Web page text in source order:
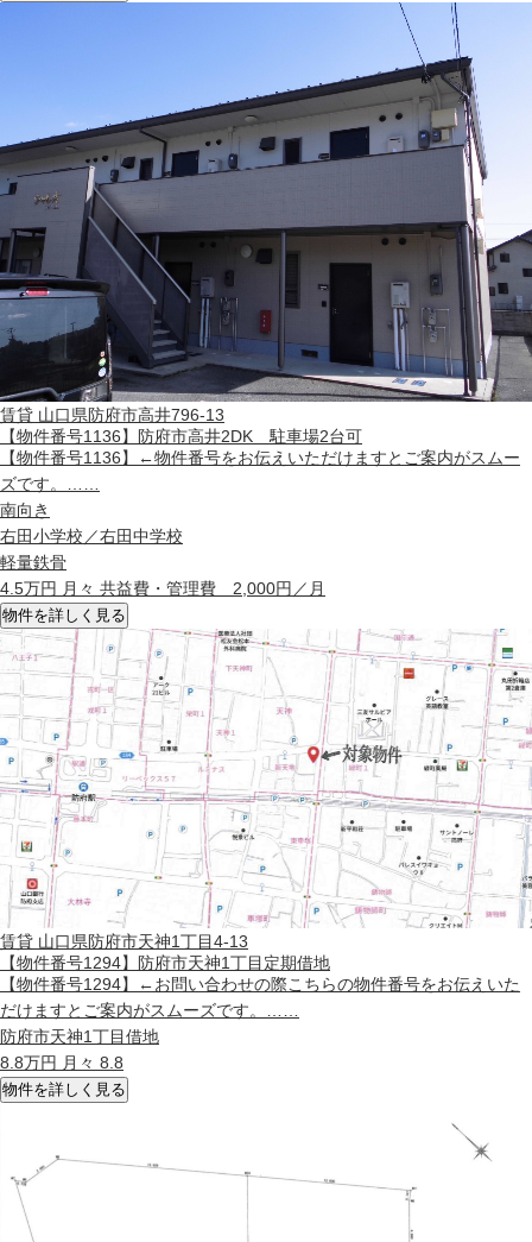
賃貸 山口県防府市高井796-13
【物件番号1136】防府市高井2DK 駐車場2台可
【物件番号1136】←物件番号をお伝えいただけますとご案内がスムー
ズです。……
南向き
右田小学校／右田中学校
軽量鉄骨
4.5万円 月々 共益費・管理費 2,000円／月
物件を詳しく見る
賃貸 山口県防府市天神1丁目4-13
【物件番号1294】防府市天神1丁目定期借地
【物件番号1294】←お問い合わせの際こちらの物件番号をお伝えいた
だけますとご案内がスムーズです。……
防府市天神1丁目借地
8.8万円 月々 8.8
物件を詳しく見る